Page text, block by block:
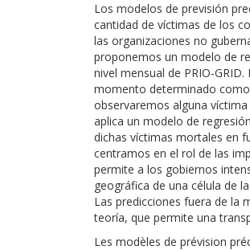
Los modelos de previsión
cantidad de víctimas de los
las organizaciones no
proponemos un modelo de
nivel mensual de PRIO-
momento determinado
observaremos alguna
aplica un modelo de
dichas víctimas mortales en
centramos en el rol de las
permite a los gobiernos
geográfica de una célula de
Las predicciones fuera de la
teoría, que permite una
Les modèles de prévision